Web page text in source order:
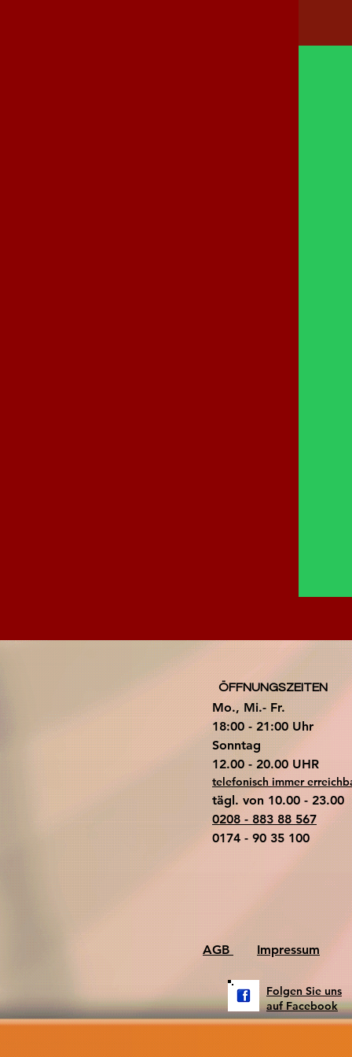
ÖFFNUNGSZEITEN
Mo., Mi.- Fr.
18:00 - 21:00 Uhr
​Sonntag
​12.00 - 20.00 UHR
telefonisch immer
tägl. von 10.00 - 23.00
0208 - 883 88 567
0174 - 90 35 100
AGB Impressum
Folgen Sie uns
auf Facebook